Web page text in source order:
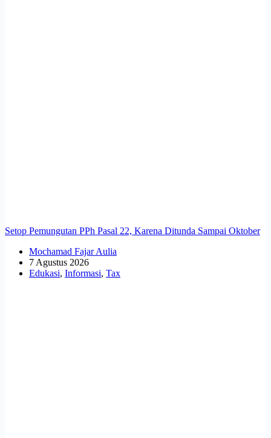
Setop Pemungutan PPh Pasal 22, Karena Ditunda Sampai Oktober
Mochamad Fajar Aulia
7 Agustus 2026
Edukasi, Informasi, Tax